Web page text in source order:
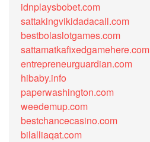
idnplaysbobet.com
sattakingvikidadacall.com
bestbolaslotgames.com
sattamatkafixedgamehere.com
entrepreneurguardian.com
hibaby.info
paperwashington.com
weedemup.com
bestchancecasino.com
bilalliaqat.com